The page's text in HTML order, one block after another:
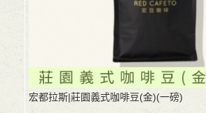
宏都拉斯|莊園義式咖啡豆(金)(一磅)